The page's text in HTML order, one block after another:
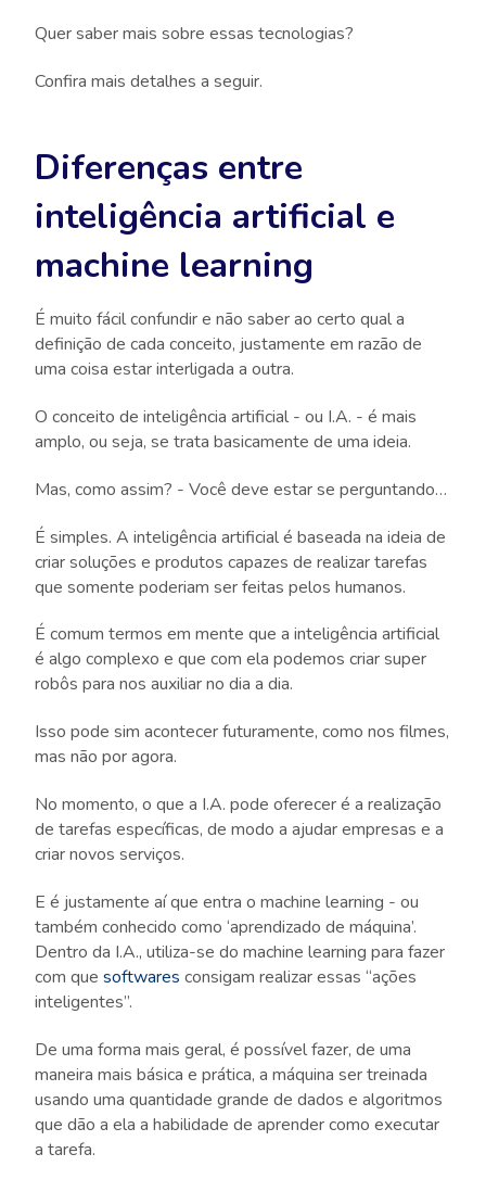
Quer saber mais sobre essas tecnologias?
Confira mais detalhes a seguir.
Diferenças entre
inteligência artificial e
machine learning
É muito fácil confundir e não saber ao certo qual a
definição de cada conceito, justamente em razão de
uma coisa estar interligada a outra.
O conceito de inteligência artificial - ou I.A. - é mais
amplo, ou seja, se trata basicamente de uma ideia.
Mas, como assim? - Você deve estar se perguntando…
É simples. A inteligência artificial é baseada na ideia de
criar soluções e produtos capazes de realizar tarefas
que somente poderiam ser feitas pelos humanos.
É comum termos em mente que a inteligência artificial
é algo complexo e que com ela podemos criar super
robôs para nos auxiliar no dia a dia.
Isso pode sim acontecer futuramente, como nos filmes,
mas não por agora.
No momento, o que a I.A. pode oferecer é a realização
de tarefas específicas, de modo a ajudar empresas e a
criar novos serviços.
E é justamente aí que entra o machine learning - ou
também conhecido como ‘aprendizado de máquina’.
Dentro da I.A., utiliza-se do machine learning para fazer
com que softwares consigam realizar essas “ações
inteligentes”.
De uma forma mais geral, é possível fazer, de uma
maneira mais básica e prática, a máquina ser treinada
usando uma quantidade grande de dados e algoritmos
que dão a ela a habilidade de aprender como executar
a tarefa.